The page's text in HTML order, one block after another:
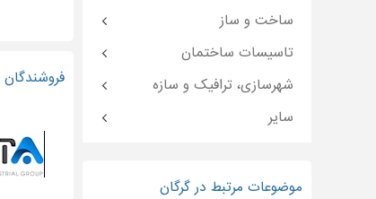
ساخت و ساز
تاسیسات ساختمان
شهرسازی، ترافیک و سازه
سایر
موضوعات مرتبط در گرگان